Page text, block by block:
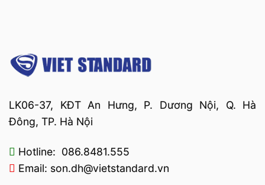
LK06-37, KĐT An Hưng, P. Dương Nội, Q. Hà
Đông, TP. Hà Nội
Hotline: 086.8481.555
Email: son.dh@vietstandard.vn